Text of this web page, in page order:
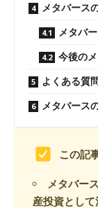
メタバース
メタバ
今後の
よくある質
メタバース
この記
メタバー
産投資とし